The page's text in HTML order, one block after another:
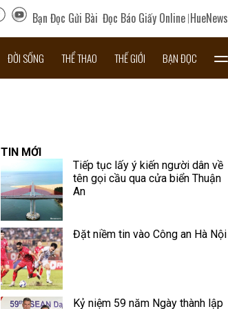
Bạn Đọc Gửi Bài Đọc Báo Giấy Online HueNews
ĐỜI SỐNG THỂ THAO THẾ GIỚI BẠN ĐỌC
TIN MỚI
Tiếp tục lấy ý kiến người dân về
tên gọi cầu qua cửa biển Thuận
An
Đặt niềm tin vào Công an Hà Nội
Kỷ niệm 59 năm Ngày thành lập